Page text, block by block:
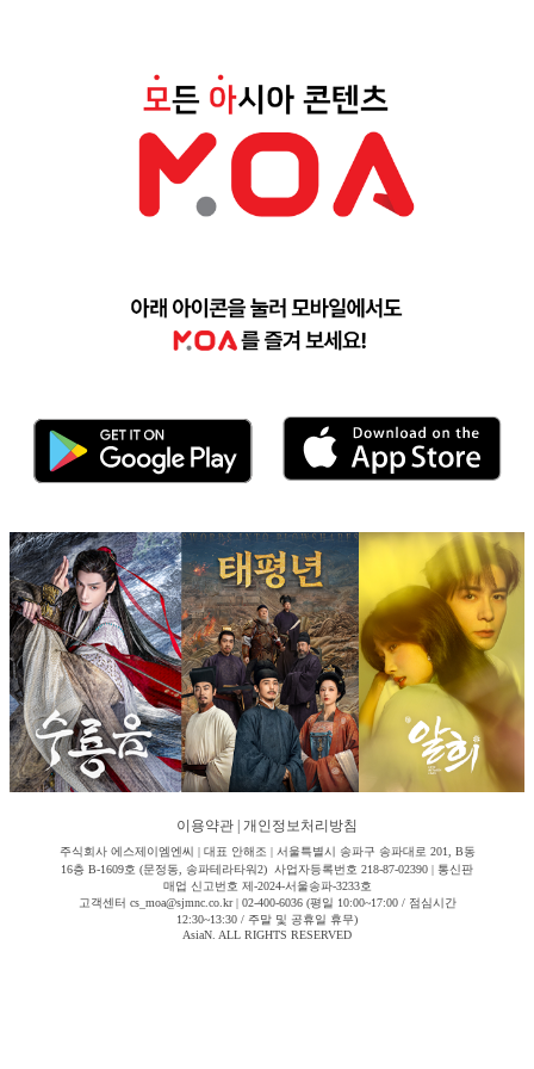
이용약관 개인정보처리방침
주식회사 에스제이엠엔씨 | 대표 안해조 | 서울특별시 송파구 송파대로 201, B동
16층 B-1609호 (문정동, 송파테라타워2) 사업자등록번호 218-87-02390 | 통신판
매업 신고번호 제-2024-서울송파-3233호
고객센터 cs_moa@sjmnc.co.kr | 02-400-6036 (평일 10:00~17:00 / 점심시간
12:30~13:30 / 주말 및 공휴일 휴무)
AsiaN. ALL RIGHTS RESERVED